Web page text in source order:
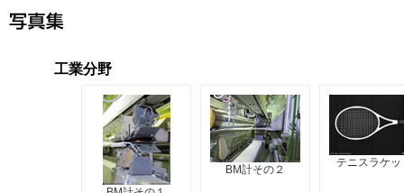
工業分野
BM計その２
テニスラケッ